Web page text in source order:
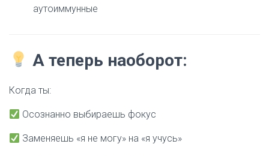
аутоиммунные
А теперь наоборот:
Когда ты:
Осознанно выбираешь фокус
Заменяешь «я не могу» на «я учусь»